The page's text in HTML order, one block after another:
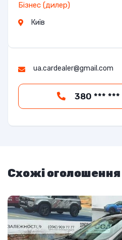
Бізнес (дилер)
Київ
ua.cardealer@gmail.com
Схожі оголошення